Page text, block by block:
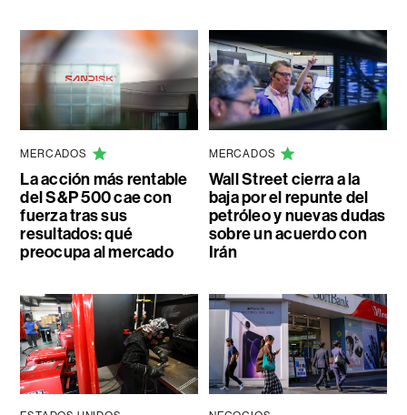
MERCADOS
La acción más rentable
del S&P 500 cae con
fuerza tras sus
resultados: qué
preocupa al mercado
MERCADOS
Wall Street cierra a la
baja por el repunte del
petróleo y nuevas dudas
sobre un acuerdo con
Irán